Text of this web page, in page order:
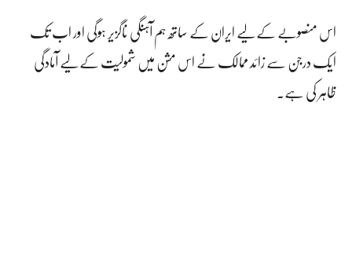
اس منصوبے کے لیے ایران کے ساتھ ہم آہنگی ناگزیر ہوگی اور اب تک
ایک درجن سے زائد ممالک نے اس مشن میں شمولیت کے لیے آمادگی
ظاہر کی ہے۔